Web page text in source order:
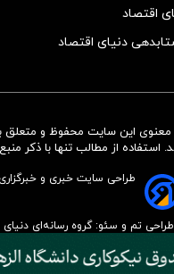
اقتصاد
دنیای اقتصاد
این سایت محفوظ و متعلق به
استفاده از مطالب تنها با ذکر
طراحی سایت خبری و
طراحی تم و سئو: گروه رسانه‌ای دنیای